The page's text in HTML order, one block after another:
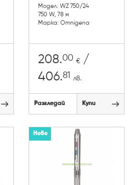
Модел: WZ 750/24
750 W, 78 м
Марка: Omnigena
208.00 € /
406.81 лв.
Разгледай Купи
Ново